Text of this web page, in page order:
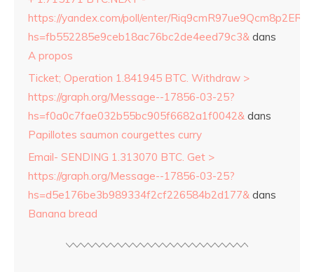
https://yandex.com/poll/enter/
hs=fb552285e9ceb18ac76bc2de4eed79c3& dans
A propos
Ticket; Operation 1.841945 BTC. Withdraw >
https://graph.org/Message--17856-03-25?
hs=f0a0c7fae032b55bc905f6682a1f0042& dans
Papillotes saumon courgettes curry
Email- SENDING 1.313070 BTC. Get >
https://graph.org/Message--17856-03-25?
hs=d5e176be3b989334f2cf226584b2d177& dans
Banana bread